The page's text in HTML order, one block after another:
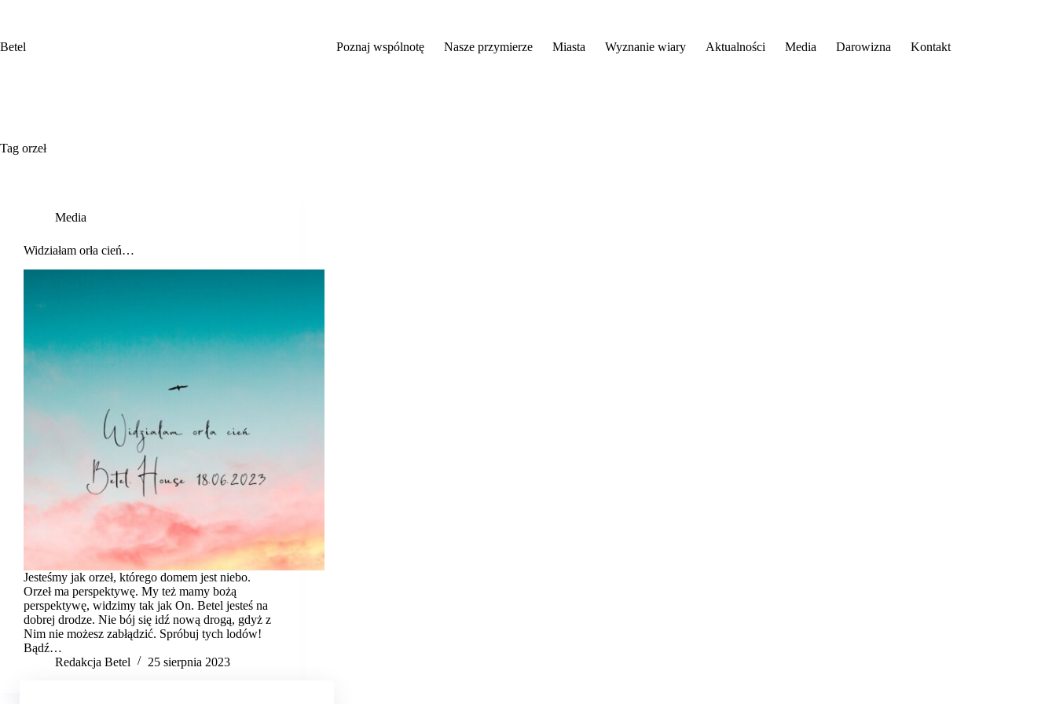
Betel
Poznaj wspólnotę Nasze przymierze Miasta Wyznanie wiary Aktualności Media Darowizna Kontakt
Tag orzeł
Media
Widziałam orła cień…
Jesteśmy jak orzeł, którego domem jest niebo.
Orzeł ma perspektywę. My też mamy bożą
perspektywę, widzimy tak jak On. Betel jesteś na
dobrej drodze. Nie bój się idź nową drogą, gdyż z
Nim nie możesz zabłądzić. Spróbuj tych lodów!
Bądź…
Redakcja Betel
25 sierpnia 2023